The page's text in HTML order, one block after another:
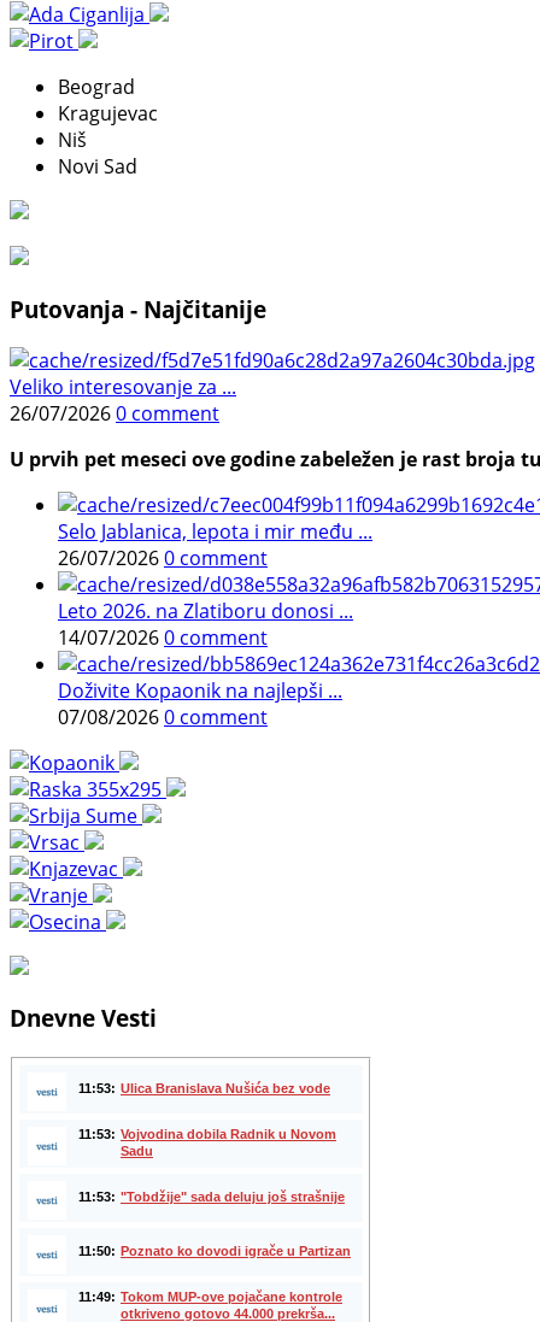
Beograd
Kragujevac
Niš
Novi Sad
Putovanja - Najčitanije
Veliko interesovanje za ...
26/07/20260 comment
U prvih pet meseci ove godine zabeležen je rast
Selo Jablanica, lepota i mir među ...
26/07/20260 comment
Leto 2026. na Zlatiboru donosi ...
14/07/20260 comment
Doživite Kopaonik na najlepši ...
07/08/20260 comment
Dnevne Vesti